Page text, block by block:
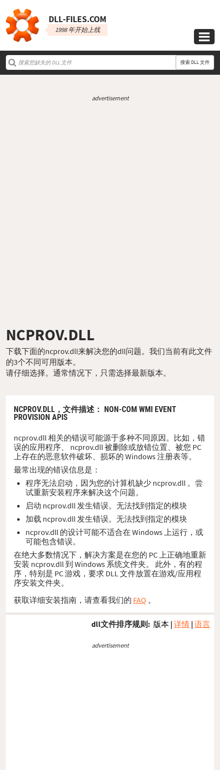
DLL‑FILES.COM
1998 年开始上线

搜索 DLL 文件
advertisement
NCPROV.DLL
下载下面的ncprov.dll来解决您的dll问题。我们当前有此文件
的3个不同可用版本。
请仔细选择。通常情况下，只需选择最新版本。
NCPROV.DLL， 文件描述 ： NON-COM WMI EVENT
PROVISION APIS
ncprov.dll 相关的错误可能源于多种不同原因。比如，错
误的应用程序、 ncprov.dll 被删除或放错位置、被您 PC
上存在的恶意软件破坏、损坏的 Windows 注册表等。
最常出现的错误信息是：
程序无法启动，因为您的计算机缺少 ncprov.dll 。尝
试重新安装程序来解决这个问题。
启动 ncprov.dll 发生错误。无法找到指定的模块
加载 ncprov.dll 发生错误。无法找到指定的模块
ncprov.dll 的设计可能不适合在 Windows 上运行，或
可能包含错误。
在绝大多数情况下，解决方案是在您的 PC 上正确地重新
安装 ncprov.dll 到 Windows 系统文件夹。 此外，有的程
序，特别是 PC 游戏，要求 DLL 文件放置在游戏/应用程
序安装文件夹。
获取详细安装指南，请查看我们的 FAQ 。
dll文件排序规则: 版本 | 详情 | 语言
advertisement